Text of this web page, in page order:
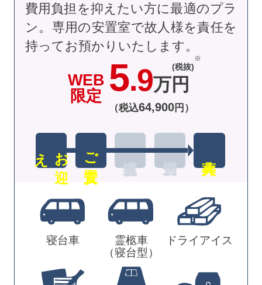
WEB
限定 5.9万円
(税抜)
（税込64,900円）
お
迎
え ご安置
費用負担を抑えたい方に最適のプラ
ン。専用の安置室で故人様を責任を
持ってお預かりいたします。
寝台車
霊柩車
（寝台型）
ドライアイス